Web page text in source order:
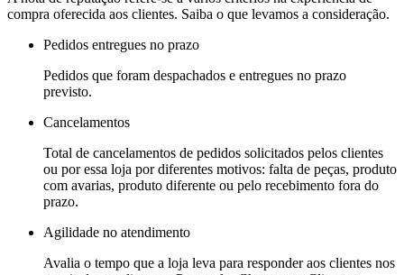
compra oferecida aos clientes. Saiba o que levamos a consideração.
Pedidos entregues no prazo
Pedidos que foram despachados e entregues no prazo
previsto.
Cancelamentos
Total de cancelamentos de pedidos solicitados pelos clientes
ou por essa loja por diferentes motivos: falta de peças, produto
com avarias, produto diferente ou pelo recebimento fora do
prazo.
Agilidade no atendimento
Avalia o tempo que a loja leva para responder aos clientes nos